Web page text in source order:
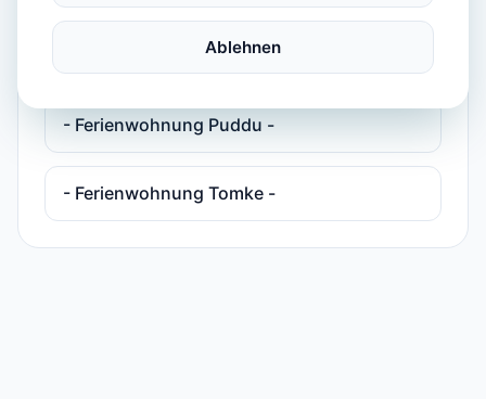
- Ferienwohnung Muschelweg 9a/2 -
- Ferienwohnung Puddu -
- Ferienwohnung Tomke -
Ablehnen